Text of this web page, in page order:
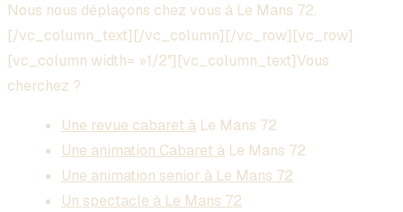
Nous nous déplaçons chez vous à Le Mans 72.
[/vc_column_text][/vc_column][/vc_row][vc_row]
[vc_column width= »1/2″][vc_column_text]Vous
cherchez ?
Une revue cabaret à Le Mans 72
Une animation Cabaret à Le Mans 72
Une animation senior à Le Mans 72
Un spectacle à Le Mans 72